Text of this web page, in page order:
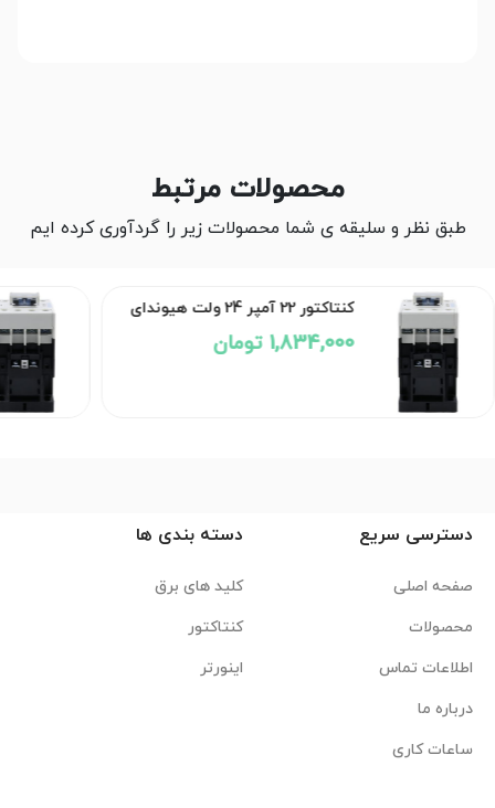
محصولات مرتبط
طبق نظر و سلیقه ی شما محصولات زیر را گردآوری کرده ایم
کنتاکتور 22 آمپر 24 ولت هیوندای
1,834,000 تومان
دسترسی سریع
صفحه اصلی
محصولات
اطلاعات تماس
درباره ما
ساعات کاری
دسته بندی ها
کلید های برق
کنتاکتور
اینورتر